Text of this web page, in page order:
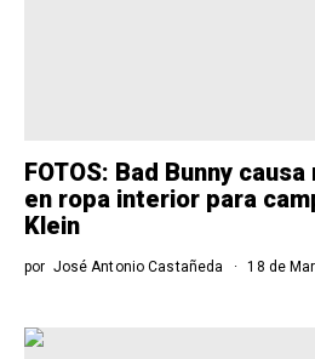
FOTOS: Bad Bunny
en ropa interior para
Klein
por José Antonio Castañeda 18 de